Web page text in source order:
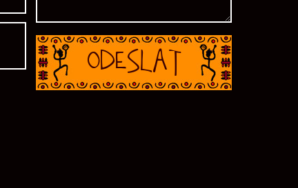
ODESLAT